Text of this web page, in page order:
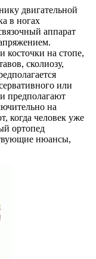
двигательной
в ногах
аппарат
косточки на стопе,
сколиозу,
или
предполагают
на
когда человек уже
ортопед
нюансы,